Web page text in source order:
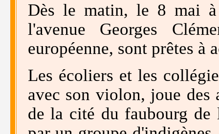
Dès le matin, le 8 mai à
l'avenue Georges
européenne, sont prêtes
Les écoliers et les
avec son violon, joue des
de la cité du faubourg de